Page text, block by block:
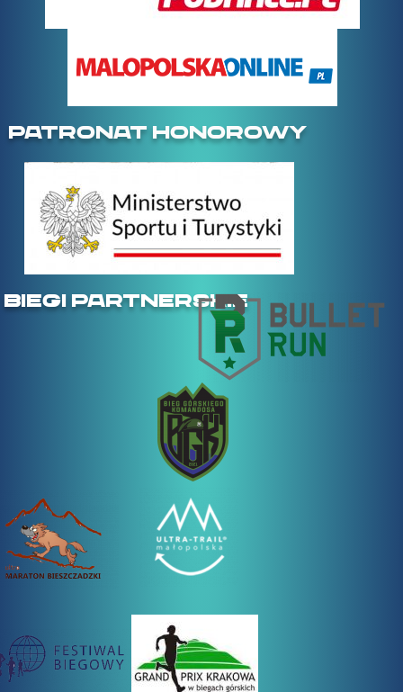
PATRONAT HONOROWY
BIEGI PARTNERSKIE